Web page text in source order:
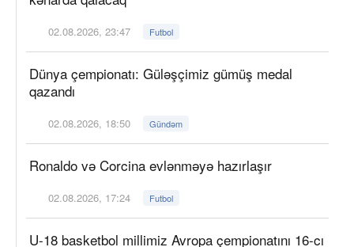
02.08.2026, 23:47 Futbol
Dünya çempionatı: Güləşçimiz gümüş medal
qazandı
02.08.2026, 18:50 Gündəm
Ronaldo və Corcina evlənməyə hazırlaşır
02.08.2026, 17:24 Futbol
U-18 basketbol millimiz Avropa çempionatını 16-cı